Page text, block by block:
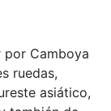
por Camboya
ruedas,
asiático,